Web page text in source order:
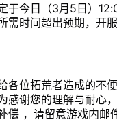
于今日（3月5日）
需时间超出预期，开
各位拓荒者造成的不
感谢您的理解与耐心
偿 ，请留意游戏内邮件